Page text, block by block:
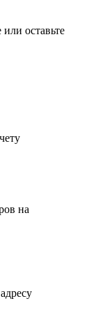
оставьте
на